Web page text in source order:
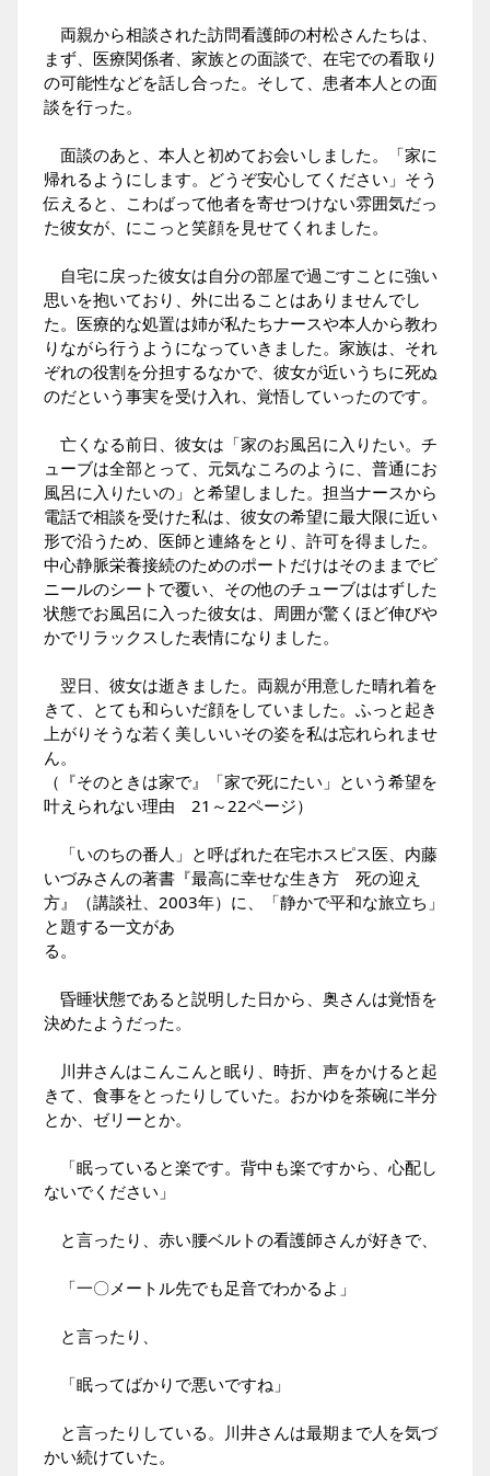
両親から相談された訪問看護師の村松さんたちは、
まず、医療関係者、家族との面談で、在宅での看取り
の可能性などを話し合った。そして、患者本人との面
談を行った。
面談のあと、本人と初めてお会いしました。「家に
帰れるようにします。どうぞ安心してください」そう
伝えると、こわばって他者を寄せつけない雰囲気だっ
た彼女が、にこっと笑顔を見せてくれました。
自宅に戻った彼女は自分の部屋で過ごすことに強い
思いを抱いており、外に出ることはありませんでし
た。医療的な処置は姉が私たちナースや本人から教わ
りながら行うようになっていきました。家族は、それ
ぞれの役割を分担するなかで、彼女が近いうちに死ぬ
のだという事実を受け入れ、覚悟していったのです。
亡くなる前日、彼女は「家のお風呂に入りたい。チ
ューブは全部とって、元気なころのように、普通にお
風呂に入りたいの」と希望しました。担当ナースから
電話で相談を受けた私は、彼女の希望に最大限に近い
形で沿うため、医師と連絡をとり、許可を得ました。
中心静脈栄養接続のためのポートだけはそのままでビ
ニールのシートで覆い、その他のチューブははずした
状態でお風呂に入った彼女は、周囲が驚くほど伸びや
かでリラックスした表情になりました。
翌日、彼女は逝きました。両親が用意した晴れ着を
きて、とても和らいだ顔をしていました。ふっと起き
上がりそうな若く美しいいその姿を私は忘れられませ
ん。
（『そのときは家で』「家で死にたい」という希望を
叶えられない理由 21～22ページ）
「いのちの番人」と呼ばれた在宅ホスピス医、内藤
いづみさんの著書『最高に幸せな生き方 死の迎え
方』（講談社、2003年）に、「静かで平和な旅立ち」
と題する一文があ
る
昏睡状態であると説明した日から、奥さんは覚悟を
決めたようだった。
川井さんはこんこんと眠り、時折、声をかけると起
きて、食事をとったりしていた。おかゆを茶碗に半分
とか、ゼリーとか。
「眠っていると楽です。背中も楽ですから、心配し
ないでください」
と言ったり、赤い腰ベルトの看護師さんが好きで、
「一〇メートル先でも足音でわかるよ」
と言ったり、
「眠ってばかりで悪いですね」
と言ったりしている。川井さんは最期まで人を気づ
かい続けていた。